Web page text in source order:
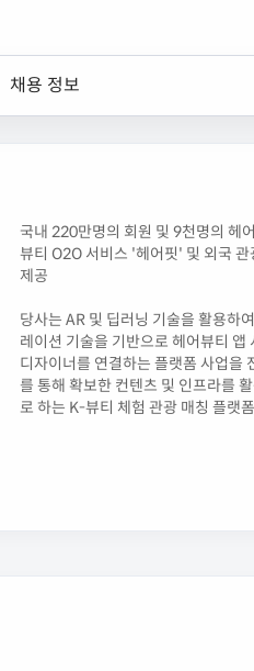
채용 정보
국내 220만명의 회원 및 9천명의 헤
뷰티 O2O 서비스 '헤어핏' 및 외국
제공
당사는 AR 및 딥러닝 기술을 활용하
레이션 기술을 기반으로 헤어뷰티
디자이너를 연결하는 플랫폼 사업을
를 통해 확보한 컨텐츠 및 인프라를
로 하는 K-뷰티 체험 관광 매칭 플랫